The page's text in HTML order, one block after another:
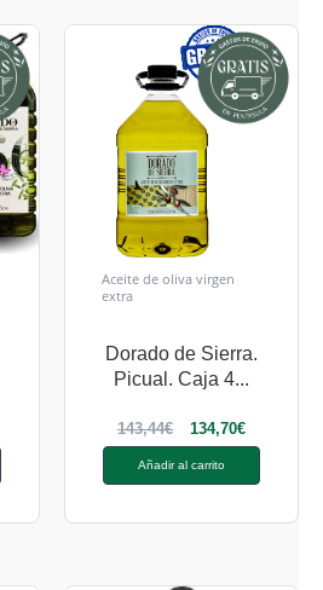
Aceite de oliva virgen
extra
Dorado de Sierra.
Picual. Caja 4...
143,44€ 134,70€
Añadir al carrito